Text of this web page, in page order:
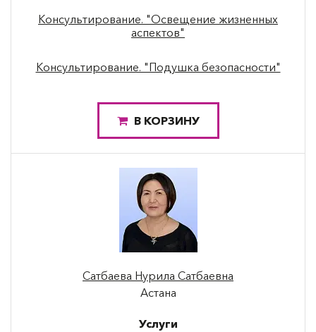
Консультирование. "Освещение жизненных
аспектов"
Консультирование. "Подушка безопасности"
В КОРЗИНУ
Сатбаева Нурила Сатбаевна
Астана
Услуги